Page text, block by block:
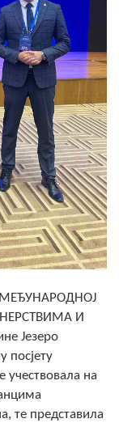
И
Језеро
посјету
учествовала на
те представила